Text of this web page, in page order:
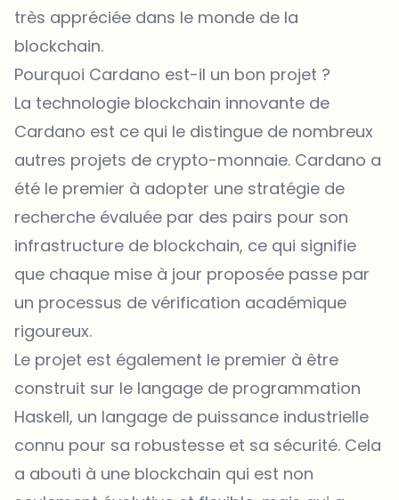
très appréciée dans le monde de la
blockchain.
Pourquoi Cardano est-il un bon projet ?
La technologie blockchain innovante de
Cardano est ce qui le distingue de nombreux
autres projets de crypto-monnaie. Cardano a
été le premier à adopter une stratégie de
recherche évaluée par des pairs pour son
infrastructure de blockchain, ce qui signifie
que chaque mise à jour proposée passe par
un processus de vérification académique
rigoureux.
Le projet est également le premier à être
construit sur le langage de programmation
Haskell, un langage de puissance industrielle
connu pour sa robustesse et sa sécurité. Cela
a abouti à une blockchain qui est non